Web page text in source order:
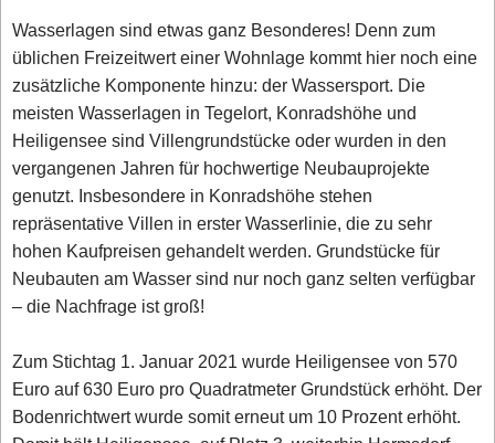
Wasserlagen sind etwas ganz Besonderes! Denn zum
üblichen Freizeitwert einer Wohnlage kommt hier noch eine
zusätzliche Komponente hinzu: der Wassersport. Die
meisten Wasserlagen in Tegelort, Konradshöhe und
Heiligensee sind Villengrundstücke oder wurden in den
vergangenen Jahren für hochwertige Neubauprojekte
genutzt. Insbesondere in Konradshöhe stehen
repräsentative Villen in erster Wasserlinie, die zu sehr
hohen Kaufpreisen gehandelt werden. Grundstücke für
Neubauten am Wasser sind nur noch ganz selten verfügbar
– die Nachfrage ist groß!
Zum Stichtag 1. Januar 2021 wurde Heiligensee von 570
Euro auf 630 Euro pro Quadratmeter Grundstück erhöht. Der
Bodenrichtwert wurde somit erneut um 10 Prozent erhöht.